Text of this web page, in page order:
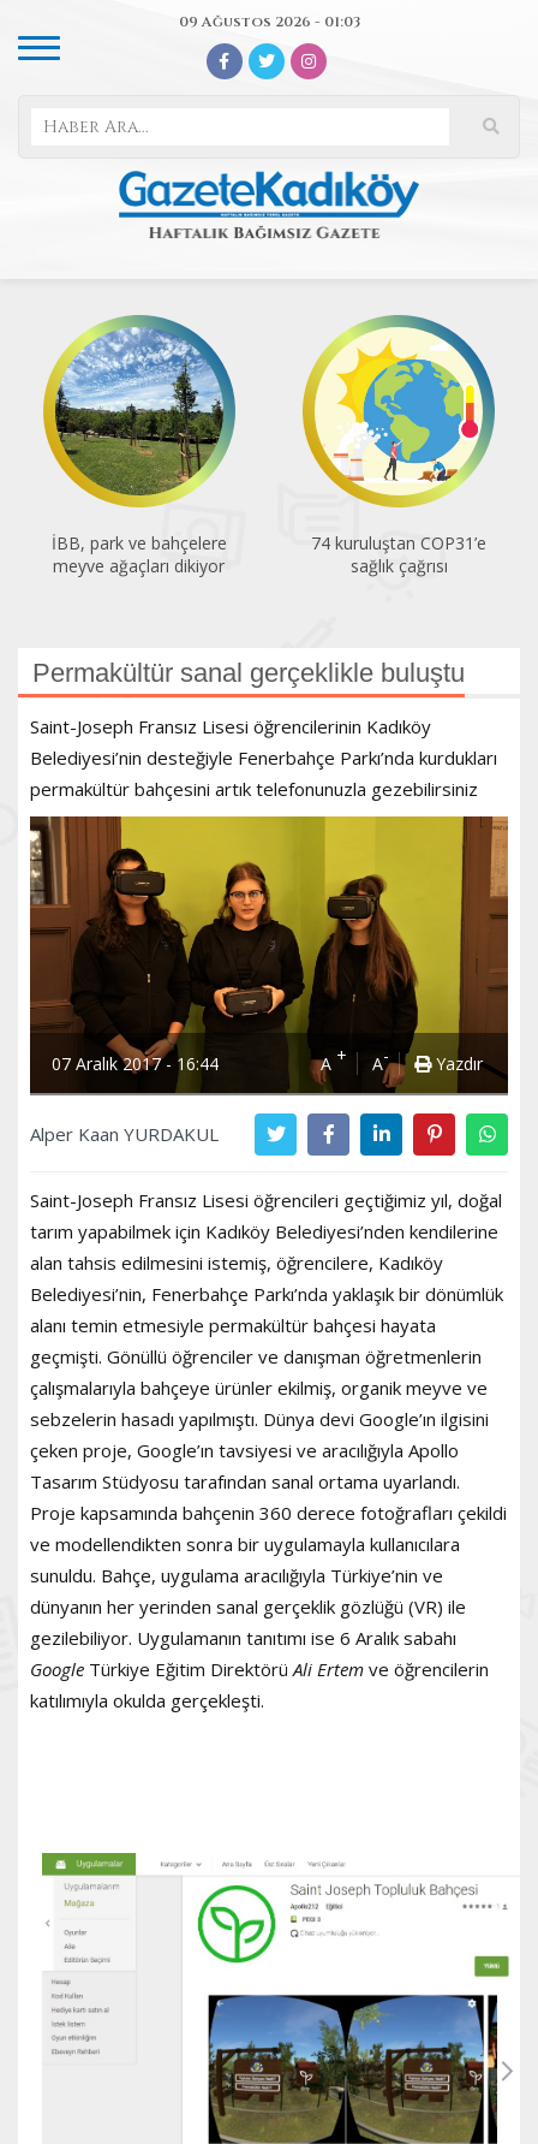
09 Ağustos 2026 - 01:03
İBB, park ve bahçelere
meyve ağaçları dikiyor
74 kuruluştan COP31’e
sağlık çağrısı
Permakültür sanal gerçeklikle buluştu
Saint-Joseph Fransız Lisesi öğrencilerinin Kadıköy
Belediyesi’nin desteğiyle Fenerbahçe Parkı’nda kurdukları
permakültür bahçesini artık telefonunuzla gezebilirsiniz
07 Aralık 2017 - 16:44 A + A- Yazdır
Alper Kaan YURDAKUL
Saint-Joseph Fransız Lisesi öğrencileri geçtiğimiz yıl, doğal
tarım yapabilmek için Kadıköy Belediyesi’nden kendilerine
alan tahsis edilmesini istemiş, öğrencilere, Kadıköy
Belediyesi’nin, Fenerbahçe Parkı’nda yaklaşık bir dönümlük
alanı temin etmesiyle permakültür bahçesi hayata
geçmişti. Gönüllü öğrenciler ve danışman öğretmenlerin
çalışmalarıyla bahçeye ürünler ekilmiş, organik meyve ve
sebzelerin hasadı yapılmıştı. Dünya devi Google’ın ilgisini
çeken proje, Google’ın tavsiyesi ve aracılığıyla Apollo
Tasarım Stüdyosu tarafından sanal ortama uyarlandı.
Proje kapsamında bahçenin 360 derece fotoğrafları çekildi
ve modellendikten sonra bir uygulamayla kullanıcılara
sunuldu. Bahçe, uygulama aracılığıyla Türkiye’nin ve
dünyanın her yerinden sanal gerçeklik gözlüğü (VR) ile
gezilebiliyor. Uygulamanın tanıtımı ise 6 Aralık sabahı
Google Türkiye Eğitim Direktörü Ali Ertem ve öğrencilerin
katılımıyla okulda gerçekleşti.